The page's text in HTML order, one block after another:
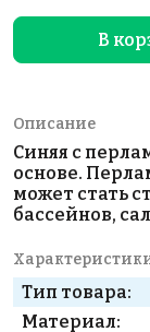
В
Описание
Синяя с
основе.
может стать
бассейнов,
Тип товара:
Материал: